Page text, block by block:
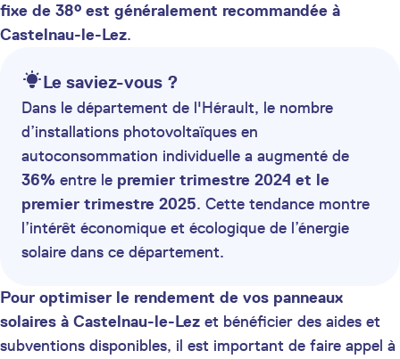
fixe de 38° est généralement recommandée à
Castelnau-le-Lez.
Le saviez-vous ?
Dans le département de l'Hérault, le nombre
d’installations photovoltaïques en
autoconsommation individuelle a augmenté de
36% entre le premier trimestre 2024 et le
premier trimestre 2025. Cette tendance montre
l’intérêt économique et écologique de l’énergie
solaire dans ce département.
Pour optimiser le rendement de vos panneaux
solaires à Castelnau-le-Lez et bénéficier des aides et
subventions disponibles, il est important de faire appel à